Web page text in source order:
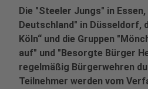
Die "Steeler Jungs" in
Deutschland" in Düsseldorf,
Köln“ und die Gruppen
auf" und "Besorgte Bürger
regelmäßig Bürgerwehren
Teilnehmer werden vom